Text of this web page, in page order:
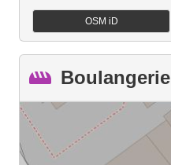
OSM iD
Boulangerie